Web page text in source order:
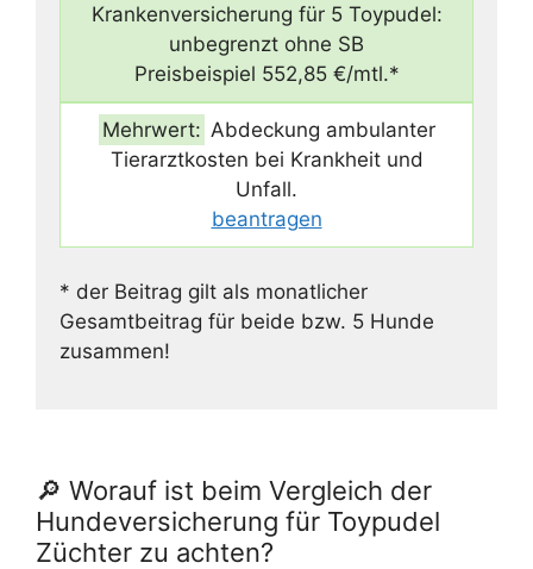
Krankenversicherung für 5 Toypudel:
unbegrenzt ohne SB
Preisbeispiel 552,85 €/mtl.*
Mehrwert: Abdeckung ambulanter
Tierarztkosten bei Krankheit und
Unfall.
beantragen
* der Beitrag gilt als monatlicher
Gesamtbeitrag für beide bzw. 5 Hunde
zusammen!
🔎 Worauf ist beim Vergleich der
Hundeversicherung für Toypudel
Züchter zu achten?